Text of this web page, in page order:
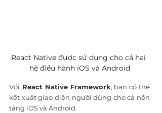
React Native được sử dụng cho cả hai
hệ điều hành iOS và Android
Với React Native Framework, bạn có thể
kết xuất giao diện người dùng cho cả nền
tảng iOS và Android.